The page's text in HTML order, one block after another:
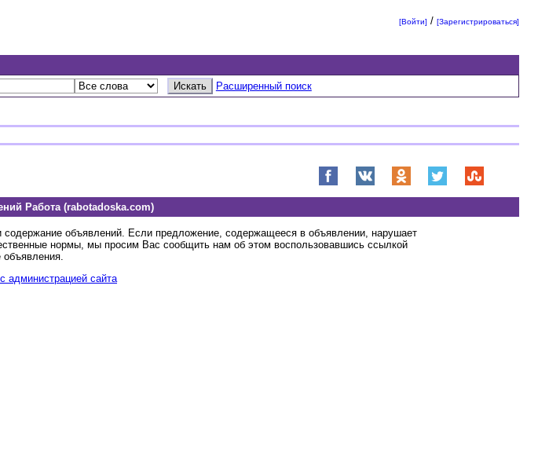
[Войти] /[Зарегистрироваться]
Расширенный поиск
Работа (rabotadoska.com)
содержание объявлений. Если предложение, содержащееся в объявлении, нарушает
нормы, мы просим Вас сообщить нам об этом воспользовавшись ссылкой
администрацией сайта